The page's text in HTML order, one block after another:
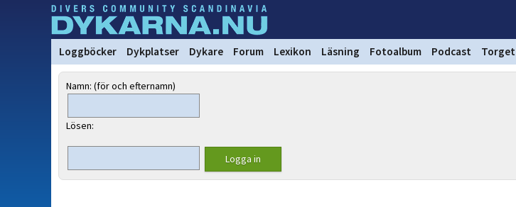
Loggböcker Dykplatser Dykare Forum Lexikon Läsning Fotoalbum Podcast Torget
Namn: (för och efternamn)
Lösen: